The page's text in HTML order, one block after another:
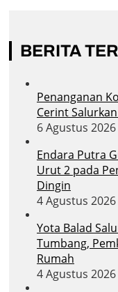
BERITA
Penanganan
Cerint
6 Agustus 2026
Endara Putra
Urut 2 pada
Dingin
4 Agustus 2026
Yota Balad
Tumbang,
Rumah
4 Agustus 2026